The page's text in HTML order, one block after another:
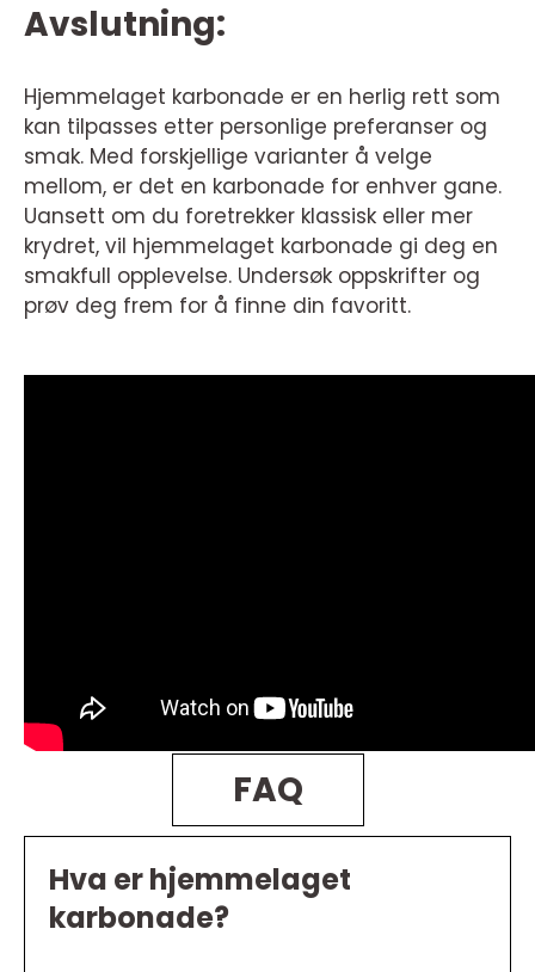
Avslutning:
Hjemmelaget karbonade er en herlig rett som
kan tilpasses etter personlige preferanser og
smak. Med forskjellige varianter å velge
mellom, er det en karbonade for enhver gane.
Uansett om du foretrekker klassisk eller mer
krydret, vil hjemmelaget karbonade gi deg en
smakfull opplevelse. Undersøk oppskrifter og
prøv deg frem for å finne din favoritt.
FAQ
Hva er hjemmelaget
karbonade?